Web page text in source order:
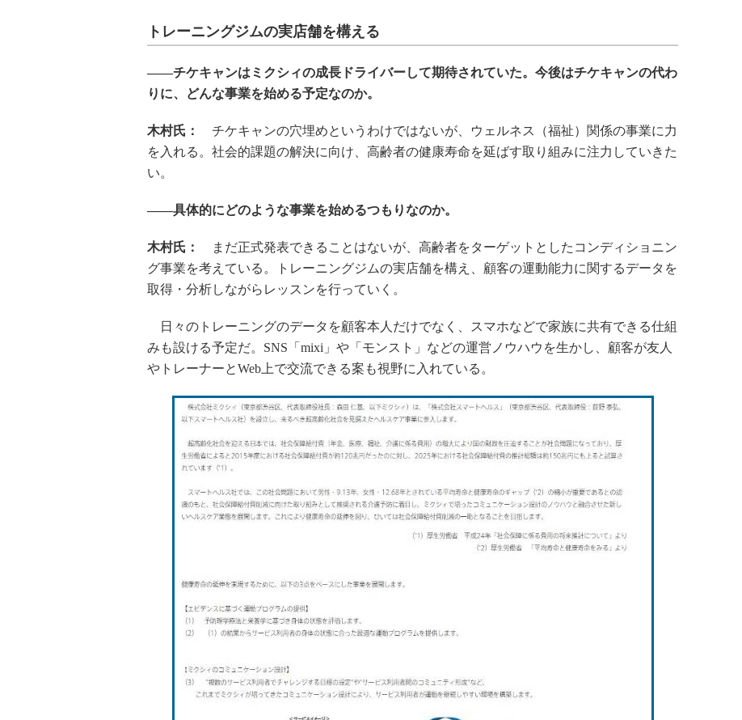
トレーニングジムの実店舗を構える
――チケキャンはミクシィの成長ドライバーして期待されていた。今後はチケキャンの代わ
りに、どんな事業を始める予定なのか。
木村氏：
チケキャンの穴埋めというわけではないが、ウェルネス（福祉）関係の事業に力
を入れる。社会的課題の解決に向け、高齢者の健康寿命を延ばす取り組みに注力していきた
い。
――具体的にどのような事業を始めるつもりなのか。
木村氏：
まだ正式発表できることはないが、高齢者をターゲットとしたコンディショニン
グ事業を考えている。トレーニングジムの実店舗を構え、顧客の運動能力に関するデータを
取得・分析しながらレッスンを行っていく。
日々のトレーニングのデータを顧客本人だけでなく、スマホなどで家族に共有できる仕組
みも設ける予定だ。SNS「mixi」や「モンスト」などの運営ノウハウを生かし、顧客が友人
やトレーナーとWeb上で交流できる案も視野に入れている。